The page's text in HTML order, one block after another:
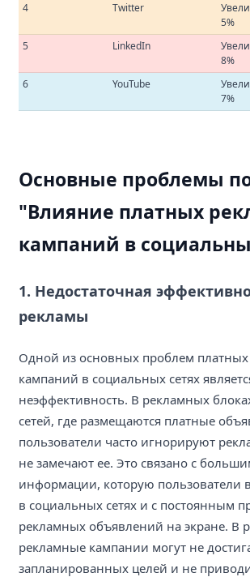
4
Twitter
5%
5
LinkedIn
8%
6
YouTube
7%
Основные проблемы
"Влияние платных
кампаний в
1. Недостаточная
рекламы
Одной из основных проблем
кампаний в социальных сетях
неэффективность. В рекламных
сетей, где размещаются платные
пользователи часто игнорируют
не замечают ее. Это связано с
информации, которую пользователи
в социальных сетях и с постоянным
рекламных объявлений на экране. В
рекламные кампании могут не
запланированных целей и не